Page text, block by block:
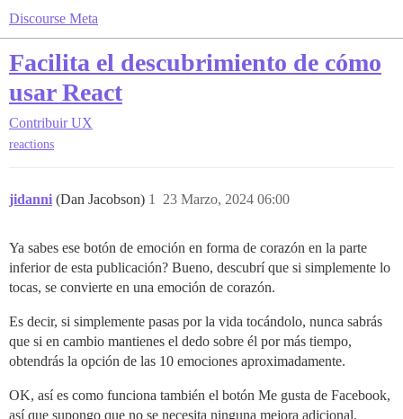
Discourse Meta
Facilita el descubrimiento de cómo
usar React
Contribuir UX
reactions
jidanni (Dan Jacobson) 23 Marzo, 2024 06:00
1
Ya sabes ese botón de emoción en forma de corazón en la parte
inferior de esta publicación? Bueno, descubrí que si simplemente lo
tocas, se convierte en una emoción de corazón.
Es decir, si simplemente pasas por la vida tocándolo, nunca sabrás
que si en cambio mantienes el dedo sobre él por más tiempo,
obtendrás la opción de las 10 emociones aproximadamente.
OK, así es como funciona también el botón Me gusta de Facebook,
así que supongo que no se necesita ninguna mejora adicional.